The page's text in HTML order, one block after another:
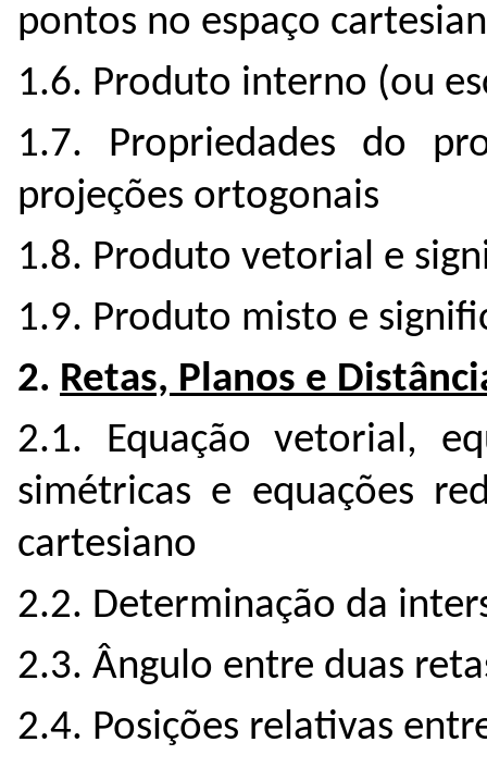
pontos no espaço
1.6. Produto interno (ou
1.7. Propriedades do
projeções ortogonais
1.8. Produto vetorial e
1.9. Produto misto e
2. Retas, Planos e
2.1. Equação vetorial,
simétricas e equações
cartesiano
2.2. Determinação da
2.3. Ângulo entre duas
2.4. Posições relativas